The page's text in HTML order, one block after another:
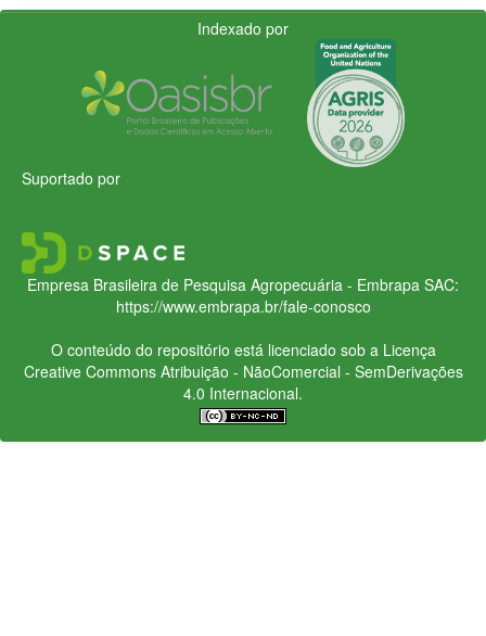
Indexado por
Suportado por
Empresa Brasileira de Pesquisa Agropecuária - Embrapa SAC:
https://www.embrapa.br/fale-conosco
O conteúdo do repositório está licenciado sob a Licença
Creative CommonsAtribuição - NãoComercial - SemDerivações
4.0 Internacional.